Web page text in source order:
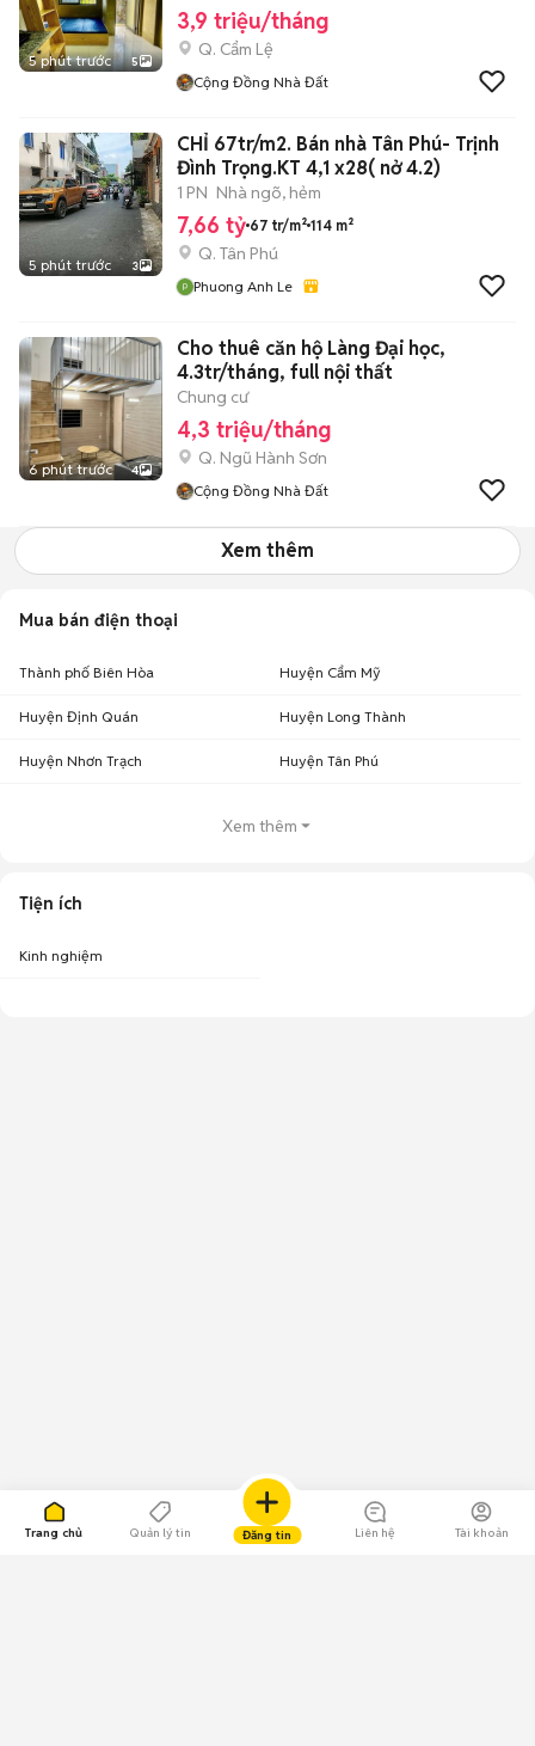
Trang chủ Quản lý tin Đăng tin Liên hệ Tài khoản
5 phút trước 5
3,9 triệu/tháng
Q. Cẩm Lệ
Cộng Đồng Nhà Đất
5 phút trước 3
CHỈ 67tr/m2. Bán nhà Tân Phú- Trịnh
Đình Trọng.KT 4,1 x28( nở 4.2)
1 PN Nhà ngõ, hẻm
7,66 tỷ 67 tr/m² 114 m²
Q. Tân Phú
Phuong Anh Le
6 phút trước 4
Cho thuê căn hộ Làng Đại học,
4.3tr/tháng, full nội thất
Chung cư
4,3 triệu/tháng
Q. Ngũ Hành Sơn
Cộng Đồng Nhà Đất
Xem thêm
Mua bán điện thoại
Thành phố Biên Hòa Huyện Cẩm Mỹ
Huyện Định Quán Huyện Long Thành
Huyện Nhơn Trạch Huyện Tân Phú
Xem thêm
Tiện ích
Kinh nghiệm